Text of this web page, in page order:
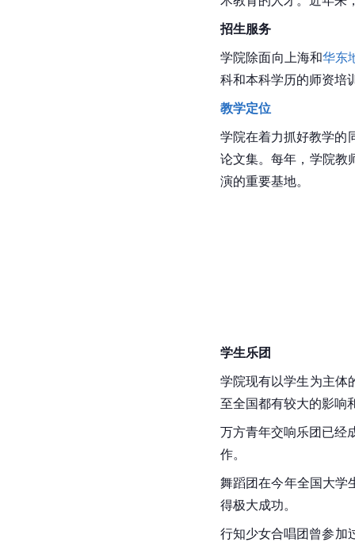
招生服务
学院除面向上海和华东
科和本科学历的师资培
教学定位
学院在着力抓好教学的
论文集。每年，学院教
演的重要基地。
学生乐团
学院现有以学生为主体
至全国都有较大的影响
万方青年交响乐团已经
作。
舞蹈团在今年全国大学
得极大成功。
行知少女合唱团曾参加